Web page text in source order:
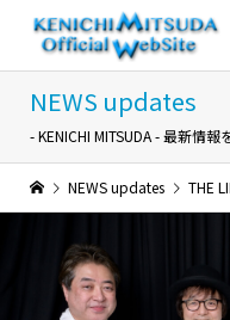
NEWS updates
- KENICHI MITSUDA - 最新情
NEWS updates THE